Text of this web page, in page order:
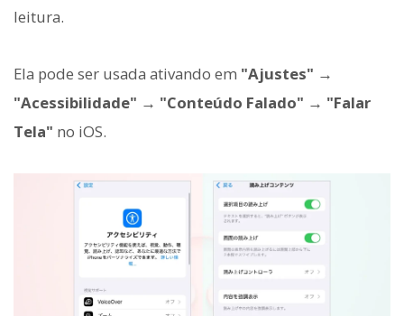
leitura.
Ela pode ser usada ativando em "Ajustes" →
"Acessibilidade" → "Conteúdo Falado" → "Falar
Tela" no iOS.